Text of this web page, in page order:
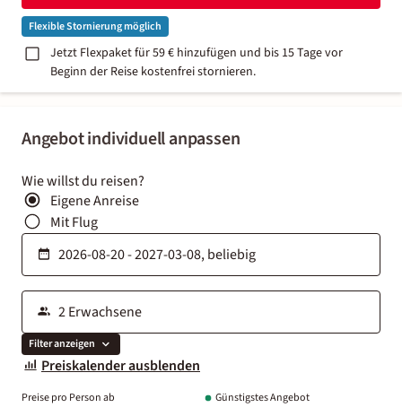
Angebot individuell anpassen
Wie willst du reisen?
Eigene Anreise
Mit Flug
Filter anzeigen
Preiskalender ausblenden
Preise pro Person ab Günstigstes Angebot
Flexible Stornierung möglich
Jetzt Flexpaket für 59 € hinzufügen und bis 15 Tage vor
Beginn der Reise kostenfrei stornieren.